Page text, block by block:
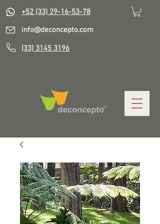
+52 (33) 29-16-53-78
info@deconcepto.com
(33) 3145 3196